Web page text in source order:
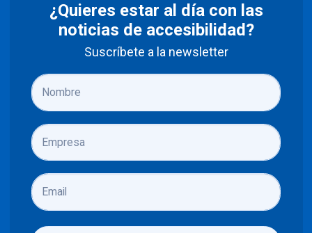
¿Quieres estar al día con las
noticias de accesibilidad?
Suscríbete a la newsletter